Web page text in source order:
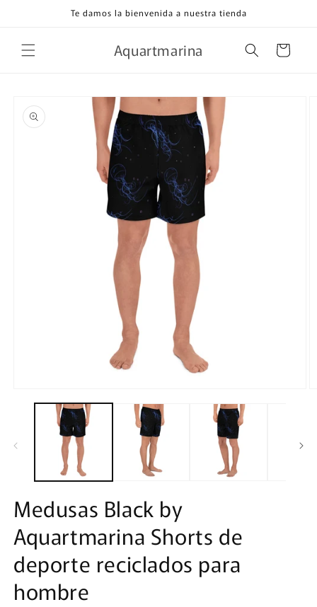
directamenteTe damos la bienvenida a nuestra tienda
Aquartmarina Carrito
a la
información
elemento
multimedia
una
Medusas Black by
Aquartmarina Shorts de
deporte reciclados para
hombre